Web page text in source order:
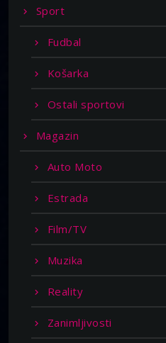
Sport
Fudbal
Košarka
Ostali sportovi
Magazin
Auto Moto
Estrada
Film/TV
Muzika
Reality
Zanimljivosti